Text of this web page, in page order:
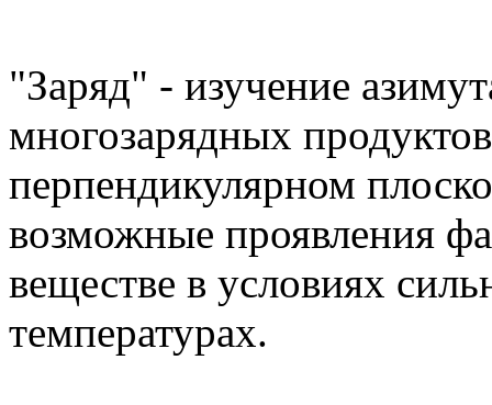
"Заряд" - изучение
многозарядных
перпендикулярном
возможные проявления
веществе в условиях
температурах.